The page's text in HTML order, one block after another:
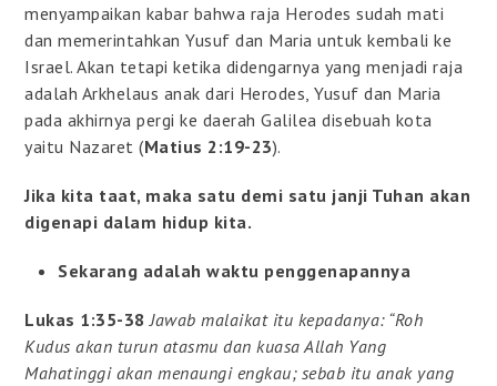
menyampaikan kabar bahwa raja Herodes sudah mati
dan memerintahkan Yusuf dan Maria untuk kembali ke
Israel. Akan tetapi ketika didengarnya yang menjadi raja
adalah Arkhelaus anak dari Herodes, Yusuf dan Maria
pada akhirnya pergi ke daerah Galilea disebuah kota
yaitu Nazaret (Matius 2:19-23).
Jika kita taat, maka satu demi satu janji Tuhan akan
digenapi dalam hidup kita.
Sekarang adalah waktu penggenapannya
Lukas 1:35-38 Jawab malaikat itu kepadanya: “Roh
Kudus akan turun atasmu dan kuasa Allah Yang
Mahatinggi akan menaungi engkau; sebab itu anak yang